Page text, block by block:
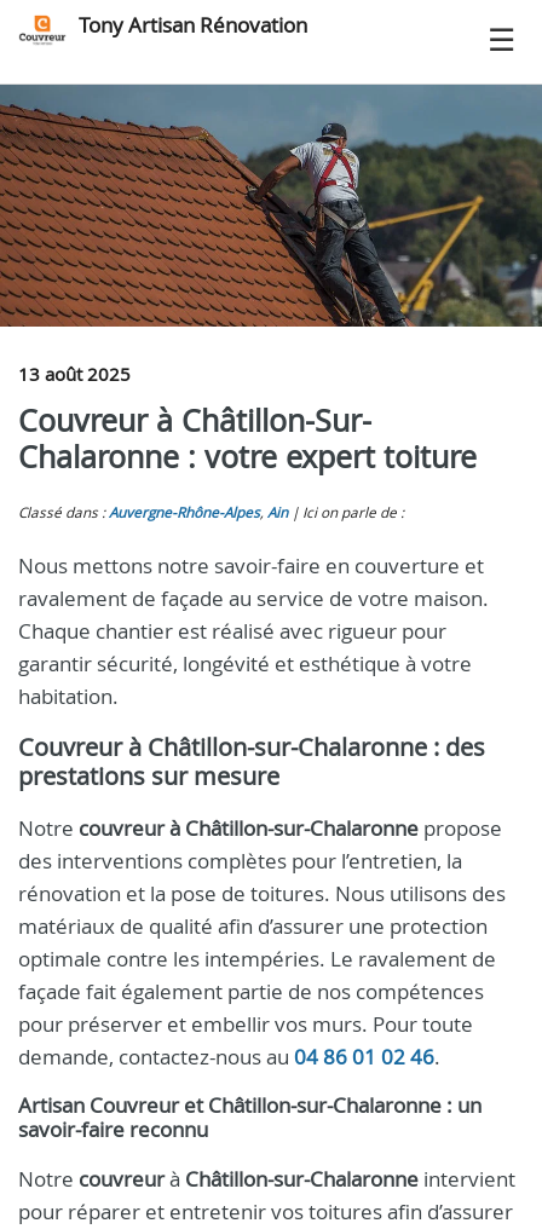
Tony Artisan Rénovation
13 août 2025
Couvreur à Châtillon-Sur-
Chalaronne : votre expert toiture
Classé dans :Auvergne-Rhône-Alpes, Ain Ici on parle de :
Nous mettons notre savoir-faire en couverture et
ravalement de façade au service de votre maison.
Chaque chantier est réalisé avec rigueur pour
garantir sécurité, longévité et esthétique à votre
habitation.
Couvreur à Châtillon-sur-Chalaronne : des
prestations sur mesure
Notre couvreur à Châtillon-sur-Chalaronne propose
des interventions complètes pour l’entretien, la
rénovation et la pose de toitures. Nous utilisons des
matériaux de qualité afin d’assurer une protection
optimale contre les intempéries. Le ravalement de
façade fait également partie de nos compétences
pour préserver et embellir vos murs. Pour toute
demande, contactez-nous au 04 86 01 02 46.
Artisan Couvreur et Châtillon-sur-Chalaronne : un
savoir-faire reconnu
Notre couvreurà Châtillon-sur-Chalaronne intervient
pour réparer et entretenir vos toitures afin d’assurer